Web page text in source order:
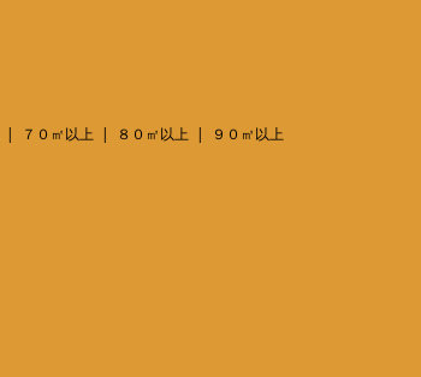
７０㎡以上 ８０㎡以上 ９０㎡以上